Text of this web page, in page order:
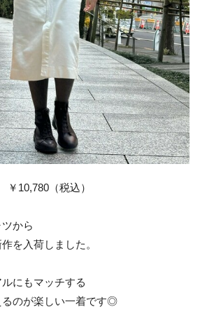
￥10,780（税込）
から
を入荷しました。
にもマッチする
るのが楽しい一着です◎